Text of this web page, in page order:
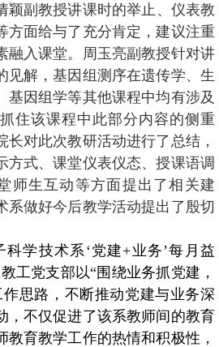
颖副教授讲课时的举止 、仪表教
方面给与了充分肯定，建议注重
融入课堂。周玉亮副教授针对讲
见解，基因组测序在遗传学、生
基因组学等其他课程中均有涉及
住该课程中此部分内容的侧重
长对此次教研活动进行了总结，
方式、课堂仪表仪态、授课语调
师生互动等方面提出了相关建
系做好今后教学活动提出了殷切
科学技术系‘党建+业务’每月益
工党支部以“围绕业务抓党建，
思路，不断推动党建与业务深
，不仅促进了该系教师间的教育
教育教学工作的热情和积极性，